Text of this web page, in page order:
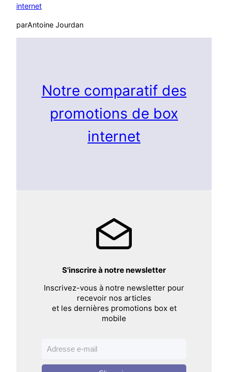
internet
parAntoine Jourdan
Notre comparatif des
promotions de box
internet
S'inscrire à notre newsletter
Inscrivez-vous à notre newsletter pour
recevoir nos articles
et les dernières promotions box et
mobile